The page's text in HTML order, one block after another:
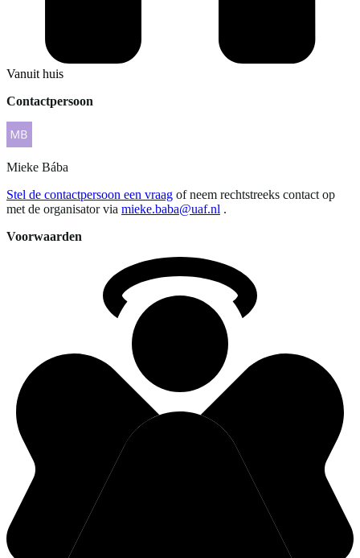
Vanuit huis
Contactpersoon
Mieke Bába
Stel de contactpersoon een vraag of neem rechtstreeks contact op
met de organisator via mieke.baba@uaf.nl .
Voorwaarden